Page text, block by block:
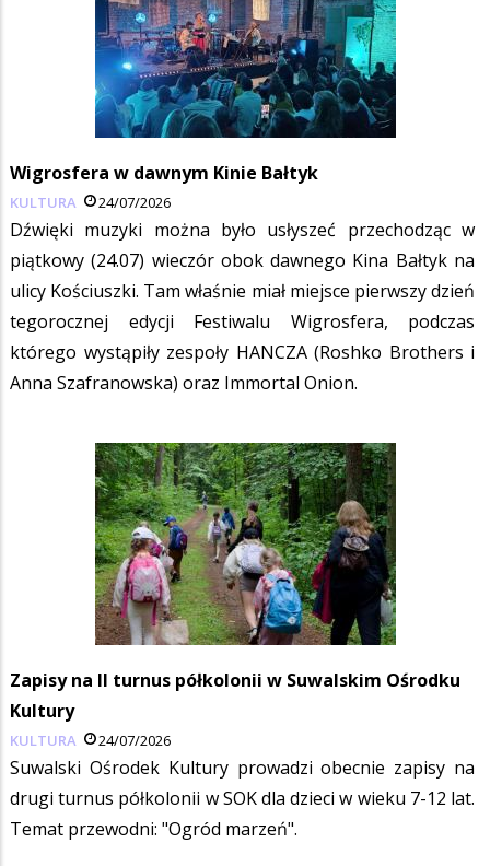
Wigrosfera w dawnym Kinie Bałtyk
KULTURA 24/07/2026
Dźwięki muzyki można było usłyszeć przechodząc w
piątkowy (24.07) wieczór obok dawnego Kina Bałtyk na
ulicy Kościuszki. Tam właśnie miał miejsce pierwszy dzień
tegorocznej edycji Festiwalu Wigrosfera, podczas
którego wystąpiły zespoły HANCZA (Roshko Brothers i
Anna Szafranowska) oraz Immortal Onion.
Zapisy na II turnus półkolonii w Suwalskim Ośrodku
Kultury
KULTURA 24/07/2026
Suwalski Ośrodek Kultury prowadzi obecnie zapisy na
drugi turnus półkolonii w SOK dla dzieci w wieku 7-12 lat.
Temat przewodni: "Ogród marzeń".